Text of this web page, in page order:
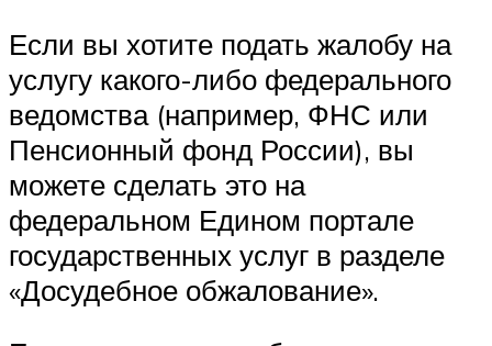
Если вы хотите подать жалобу на
услугу какого-либо федерального
ведомства (например, ФНС или
Пенсионный фонд России), вы
можете сделать это на
федеральном Едином портале
государственных услуг в разделе
«Досудебное обжалование».